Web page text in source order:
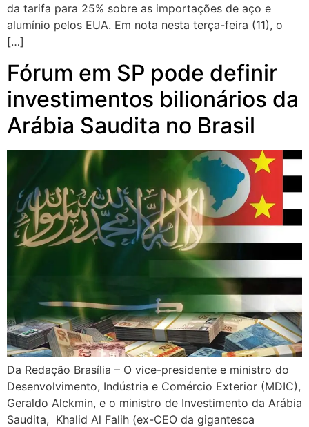
da tarifa para 25% sobre as importações de aço e
alumínio pelos EUA. Em nota nesta terça-feira (11), o
[…]
Fórum em SP pode definir
investimentos bilionários da
Arábia Saudita no Brasil
Da Redação Brasília – O vice-presidente e ministro do
Desenvolvimento, Indústria e Comércio Exterior (MDIC),
Geraldo Alckmin, e o ministro de Investimento da Arábia
Saudita, Khalid Al Falih (ex-CEO da gigantesca